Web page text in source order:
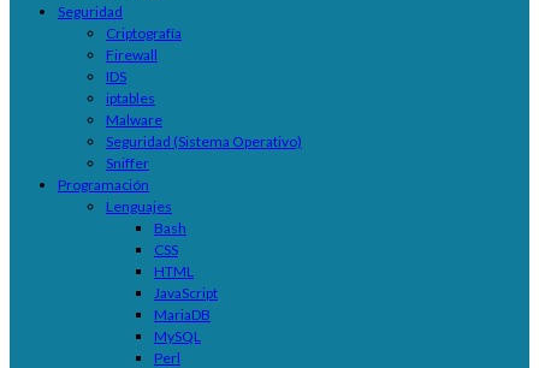
Seguridad
Criptografía
Firewall
IDS
iptables
Malware
Seguridad (Sistema Operativo)
Sniffer
Programación
Lenguajes
Bash
CSS
HTML
JavaScript
MariaDB
MySQL
Perl